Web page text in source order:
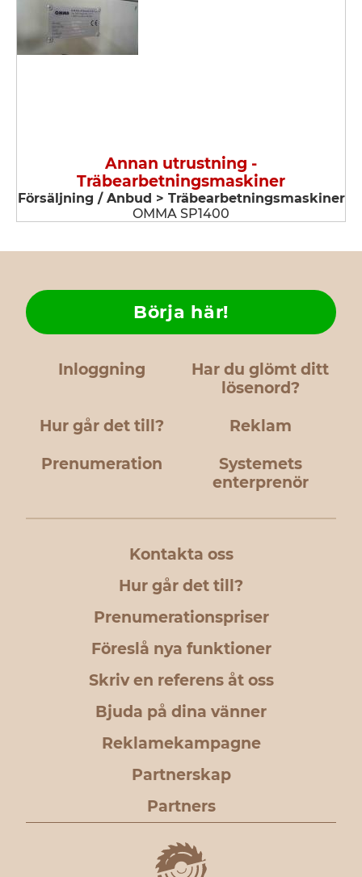
Annan utrustning -
Träbearbetningsmaskiner
Försäljning / Anbud > Träbearbetningsmaskiner
OMMA SP1400
Inloggning
Har du glömt ditt
lösenord?
Hur går det till?
Börja här!
Reklam
Prenumeration
Systemets
enterprenör
Kontakta oss
Hur går det till?
Prenumerationspriser
Föreslå nya funktioner
Skriv en referens åt oss
Bjuda på dina vänner
Reklamekampagne
Partnerskap
Partners